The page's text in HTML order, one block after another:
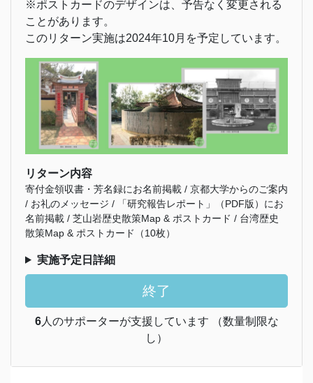
※ポストカードのデザインは、予告なく変更される
ことがあります。
このリターン実施は2024年10月を予定しています。
リターン内容
寄付金領収書・芳名録にお名前掲載 / 京都大学からのご案内
/ お礼のメッセージ / 「研究報告レポート」（PDF版）にお
名前掲載 / 芝山岩歴史散策Map & ポストカード / 台湾歴史
散策Map & ポストカード（10枚）
実施予定日詳細
終了
6人のサポーターが支援しています （数量制限な
し）